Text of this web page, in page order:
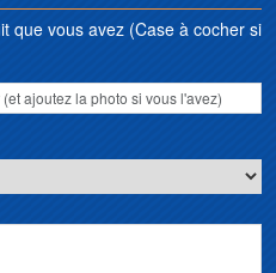
que vous avez (Case à cocher si